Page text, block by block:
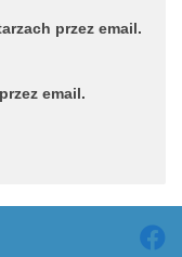
przez email.
email.